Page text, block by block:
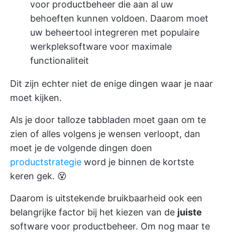
voor productbeheer die aan al uw
behoeften kunnen voldoen. Daarom moet
uw beheertool integreren met populaire
werkpleksoftware voor maximale
functionaliteit
Dit zijn echter niet de enige dingen waar je naar
moet kijken.
Als je door talloze tabbladen moet gaan om te
zien of alles volgens je wensen verloopt, dan
moet je de volgende dingen doen
productstrategie word je binnen de kortste
keren gek. 😵
Daarom is uitstekende bruikbaarheid ook een
belangrijke factor bij het kiezen van de juiste
software voor productbeheer. Om nog maar te